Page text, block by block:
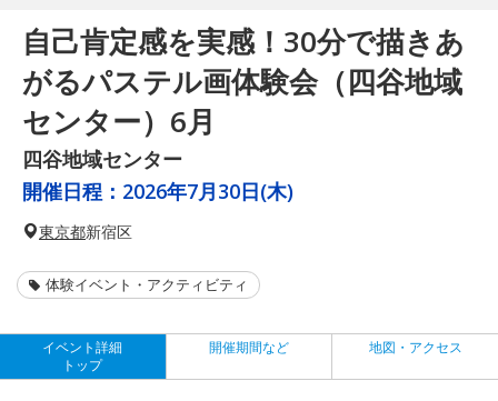
自己肯定感を実感！30分で描きあ
がるパステル画体験会（四谷地域
センター）6月
四谷地域センター
開催日程： 2026年7月30日(木)
東京都新宿区
体験イベント・アクティビティ
イベント詳細
トップ
開催期間など 地図・アクセス